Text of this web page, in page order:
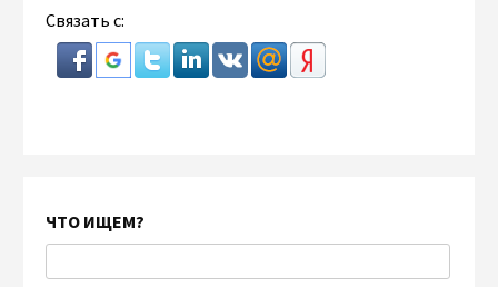
Связать с:
ЧТО ИЩЕМ?